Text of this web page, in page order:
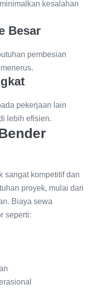
kesalahan
Besar
pembesian
pekerjaan lain
lebih efisien.
sangat kompetitif dan
proyek, mulai dari
Biaya sewa
seperti: